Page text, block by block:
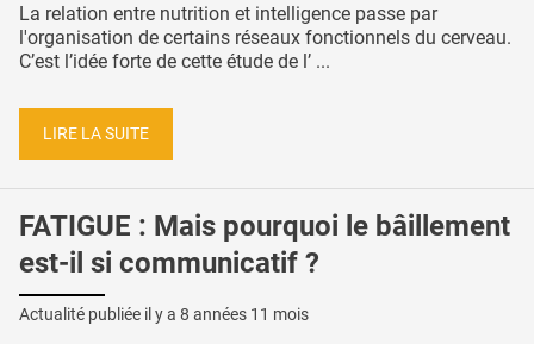
La relation entre nutrition et intelligence passe par
l'organisation de certains réseaux fonctionnels du cerveau.
C’est l’idée forte de cette étude de l’ ...
LIRE LA SUITE
FATIGUE : Mais pourquoi le bâillement
est-il si communicatif ?
Actualité publiée il y a 8 années 11 mois